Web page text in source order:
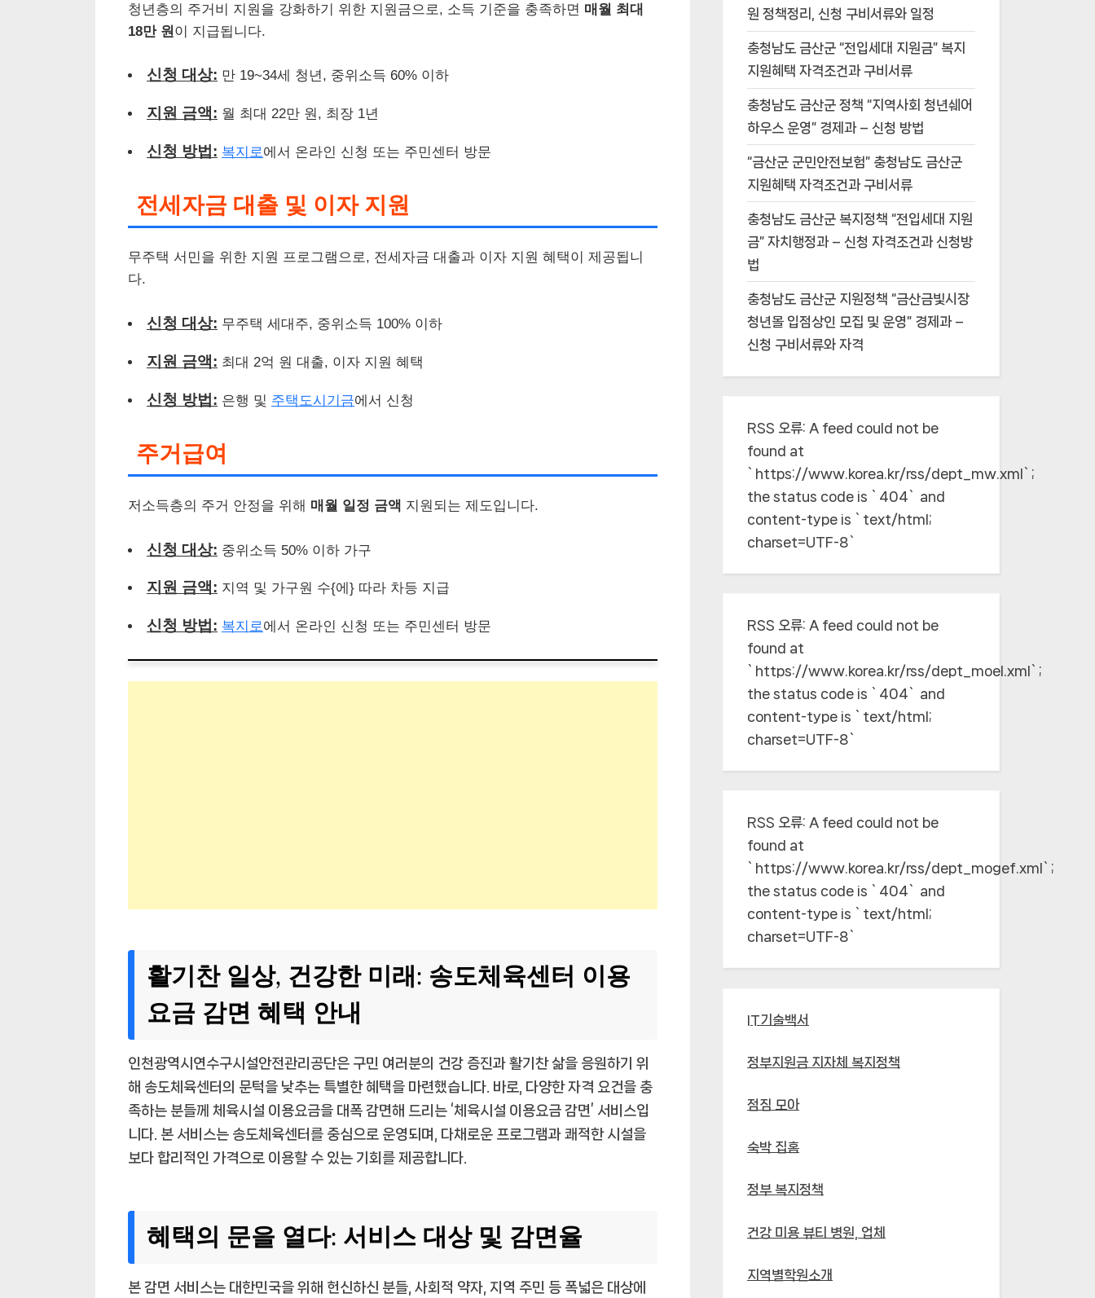
청년층의 주거비 지원을 강화하기 위한 지원금으로, 소득 기준을 충족하면 매월 최대
18만 원이 지급됩니다.
신청 대상: 만 19~34세 청년, 중위소득 60% 이하
지원 금액: 월 최대 22만 원, 최장 1년
신청 방법: 복지로에서 온라인 신청 또는 주민센터 방문
전세자금 대출 및 이자 지원
무주택 서민을 위한 지원 프로그램으로, 전세자금 대출과 이자 지원 혜택이 제공됩니
다.
신청 대상: 무주택 세대주, 중위소득 100% 이하
지원 금액: 최대 2억 원 대출, 이자 지원 혜택
신청 방법: 은행 및 주택도시기금에서 신청
주거급여
저소득층의 주거 안정을 위해 매월 일정 금액 지원되는 제도입니다.
신청 대상: 중위소득 50% 이하 가구
지원 금액: 지역 및 가구원 수{에} 따라 차등 지급
신청 방법: 복지로에서 온라인 신청 또는 주민센터 방문
활기찬 일상, 건강한 미래: 송도체육센터 이용
요금 감면 혜택 안내
인천광역시연수구시설안전관리공단은 구민 여러분의 건강 증진과 활기찬 삶을 응원하기 위
해 송도체육센터의 문턱을 낮추는 특별한 혜택을 마련했습니다. 바로, 다양한 자격 요건을 충
족하는 분들께 체육시설 이용요금을 대폭 감면해 드리는 ‘체육시설 이용요금 감면’ 서비스입
니다. 본 서비스는 송도체육센터를 중심으로 운영되며, 다채로운 프로그램과 쾌적한 시설을
보다 합리적인 가격으로 이용할 수 있는 기회를 제공합니다.
혜택의 문을 열다: 서비스 대상 및 감면율
본 감면 서비스는 대한민국을 위해 헌신하신 분들, 사회적 약자, 지역 주민 등 폭넓은 대상에
원 정책정리, 신청 구비서류와 일정
충청남도 금산군 “전입세대 지원금” 복지
지원혜택 자격조건과 구비서류
충청남도 금산군 정책 “지역사회 청년쉐어
하우스 운영” 경제과 – 신청 방법
“금산군 군민안전보험” 충청남도 금산군
지원혜택 자격조건과 구비서류
충청남도 금산군 복지정책 “전입세대 지원
금” 자치행정과 – 신청 자격조건과 신청방
법
충청남도 금산군 지원정책 “금산금빛시장
청년몰 입점상인 모집 및 운영” 경제과 –
신청 구비서류와 자격
RSS 오류: A feed could not be
found at
`https://www.korea.kr/rss/dept_mw.xml`;
the status code is `404` and
content-type is `text/html;
charset=UTF-8`
RSS 오류: A feed could not be
found at
`https://www.korea.kr/rss/dept_moel.xml`;
the status code is `404` and
content-type is `text/html;
charset=UTF-8`
RSS 오류: A feed could not be
found at
`https://www.korea.kr/rss/dept_mogef.xml`;
the status code is `404` and
content-type is `text/html;
charset=UTF-8`
IT기술백서
정부지원금 지자체 복지정책
점짐 모아
숙박 집홈
정부 복지정책
건강 미용 뷰티 병원, 업체
지역별학원소개